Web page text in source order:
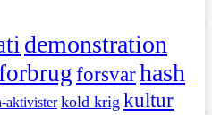
demonstration
forsvarhash
aktivister kold krig kultur